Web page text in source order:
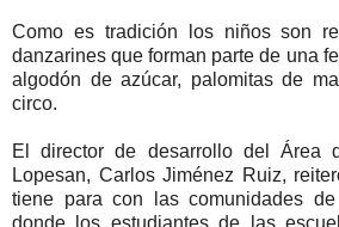
Como es tradición los niños son
danzarines que forman parte de una
algodón de azúcar, palomitas de
circo.
El director de desarrollo del Área
Lopesan, Carlos Jiménez Ruiz,
tiene para con las comunidades
donde los estudiantes de las